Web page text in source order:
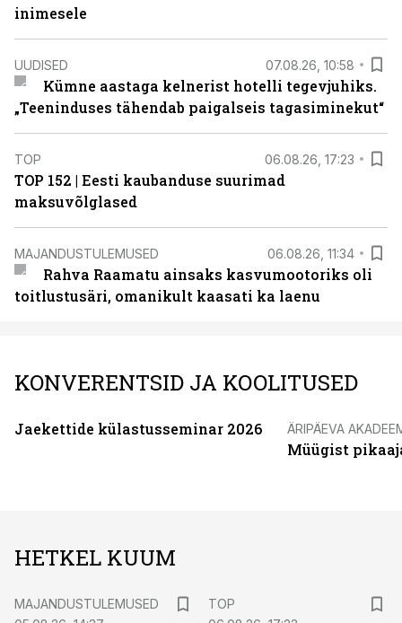
inimesele
UUDISED 07.08.26, 10:58
Kümne aastaga kelnerist hotelli tegevjuhiks.
„Teeninduses tähendab paigalseis tagasiminekut“
TOP 06.08.26, 17:23
TOP 152 | Eesti kaubanduse suurimad
maksuvõlglased
MAJANDUSTULEMUSED 06.08.26, 11:34
Rahva Raamatu ainsaks kasvumootoriks oli
toitlustusäri, omanikult kaasati ka laenu
KONVERENTSID JA KOOLITUSED
Jaekettide külastusseminar 2026 ÄRIPÄEVA
Müügist
HETKEL KUUM
MAJANDUSTULEMUSED
TOP